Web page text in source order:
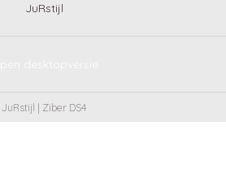
JuRstijl
JuRstijl | Ziber DS4